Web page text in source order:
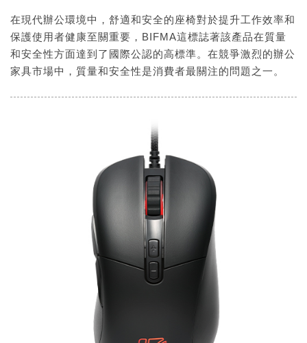
在現代辦公環境中，舒適和安全的座椅對於提升工作效率和
保護使用者健康至關重要，BIFMA這標誌著該產品在質量
和安全性方面達到了國際公認的高標準。在競爭激烈的辦公
家具市場中，質量和安全性是消費者最關注的問題之一。